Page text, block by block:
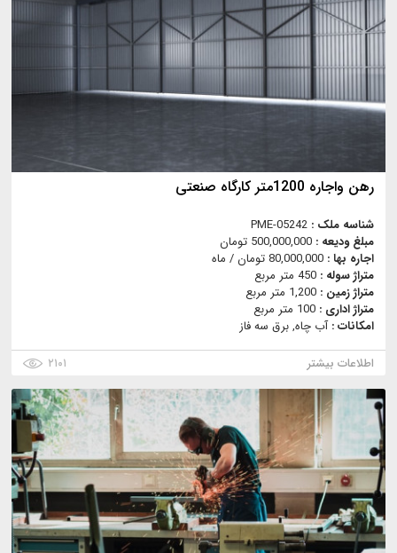
رهن واجاره 1200متر کارگاه صنعتی
شناسه ملک : PME-05242
مبلغ ودیعه : 500,000,000 تومان
اجاره بها : 80,000,000 تومان / ماه
متراژ سوله : 450 متر مربع
متراژ زمین : 1,200 متر مربع
متراژ اداری : 100 متر مربع
امکانات :آب چاه, برق سه فاز
اطلاعات بیشتر
۲۱۰۱